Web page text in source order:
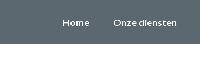
Home Onze diensten